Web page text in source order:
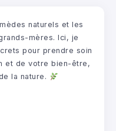
naturels et les
mères. Ici, je
pour prendre soin
et de votre bien-être,
la nature.